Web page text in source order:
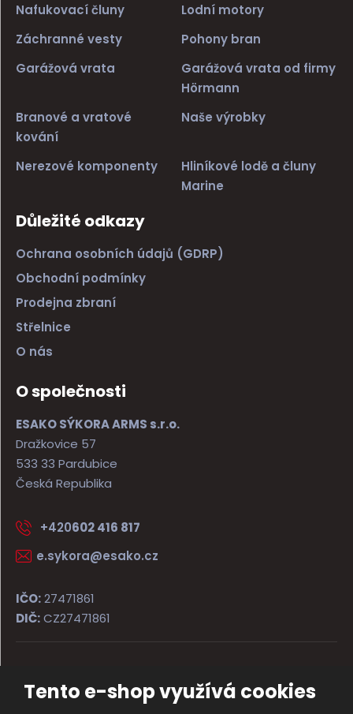
Tento e-shop využívá cookies
Nafukovací čluny
Lodní motory
Záchranné vesty
Pohony bran
Garážová vrata
Garážová vrata od firmy
Hörmann
Branové a vratové
kování
Naše výrobky
Nerezové komponenty
Hliníkové lodě a čluny
Marine
Důležité odkazy
Ochrana osobních údajů (GDRP)
Obchodní podmínky
Prodejna zbraní
Střelnice
O nás
O společnosti
ESAKO SÝKORA ARMS s.r.o.
Dražkovice 57
533 33 Pardubice
Česká Republika
+420602 416 817
e.sykora@esako.cz
IČO:27471861
DIČ:CZ27471861
© 2026, ESAKO SÝKORA ARMS s.r.o.
Úvodní stranaObchodní podmínkyPoradnaKontakt